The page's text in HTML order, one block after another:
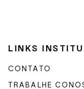
LINKS
CONTATO
TRABALHE